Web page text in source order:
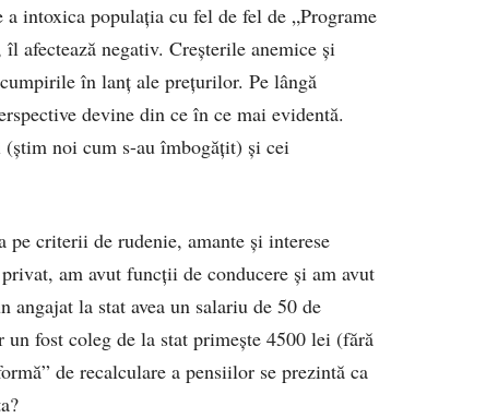
a intoxica populația cu fel de fel de „Programe
afectează negativ. Creșterile anemice și
în lanț ale prețurilor. Pe lângă
devine din ce în ce mai evidentă.
noi cum s-au îmbogățit) și cei
pe criterii de rudenie, amante și interese
am avut funcții de conducere și am avut
la stat avea un salariu de 50 de
fost coleg de la stat primește 4500 lei (fără
de recalculare a pensiilor se prezintă ca